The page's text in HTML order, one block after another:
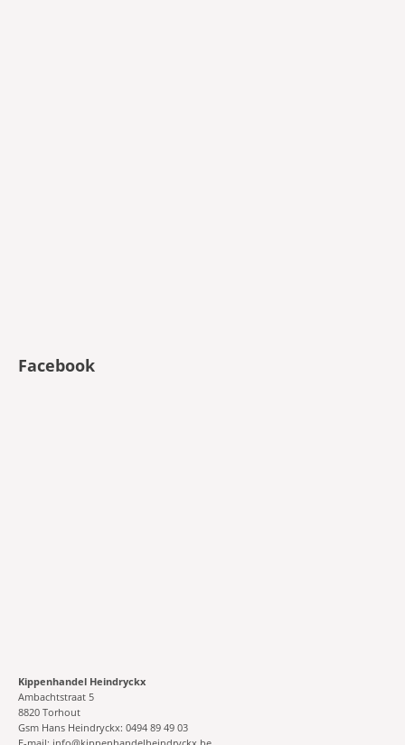
Facebook
Kippenhandel Heindryckx
Ambachtstraat 5
8820 Torhout
Gsm Hans Heindryckx: 0494 89 49 03